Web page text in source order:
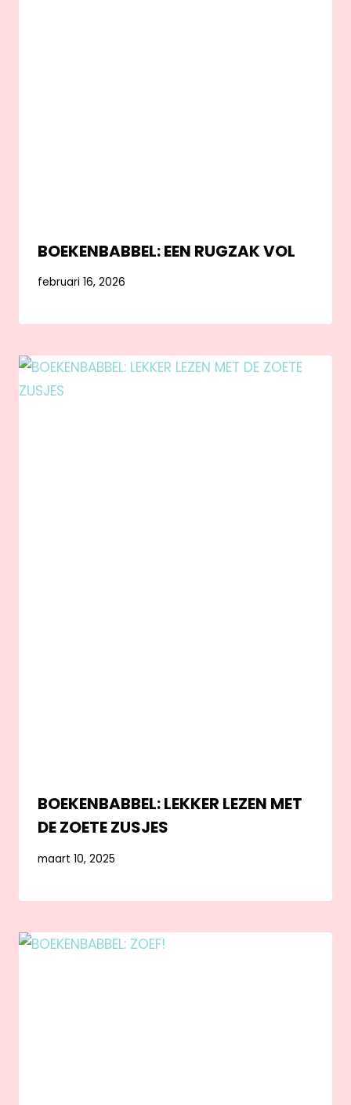
BOEKENBABBEL: EEN RUGZAK VOL
februari 16, 2026
BOEKENBABBEL: LEKKER LEZEN MET
DE ZOETE ZUSJES
maart 10, 2025